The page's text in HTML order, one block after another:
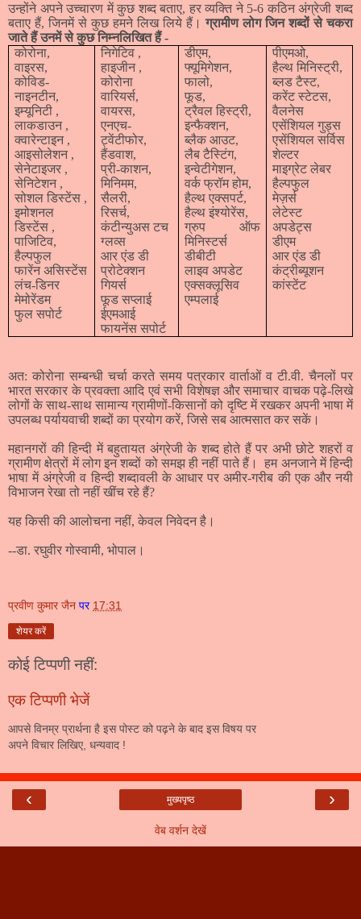
उन्होंने अपने उच्चारण में कुछ शब्द बताए, हर व्यक्ति ने 5-6 कठिन अंग्रेजी शब्द
बताए हैं, जिनमें से कुछ हमने लिख लिये हैं।ग्रामीण लोग जिन शब्दों से चकरा
जाते हैं उनमें से कुछ निम्नलिखित हैं -
कोरोना,
वाइरस,
कोविड-
नाइनटीन,
इम्यूनिटी ,
लाकडाउन ,
क्वारेन्टाइन ,
आइसोलेशन ,
सेनेटाइजर ,
सेनिटेशन ,
सोशल डिस्टेंस ,
इमोशनल
डिस्टेंस ,
पाजिटिव,
हैल्पफुल
फारेंन असिस्टेंस
लंच-डिनर
मेमोरेंडम
फुल सपोर्ट
निगेटिव ,
हाइजीन ,
कोरोना
वारियर्स,
वायरस,
एनएच-
ट्वेंटीफोर,
हैंडवाश,
प्री-काशन,
मिनिमम,
सैलरी,
रिसर्च,
कंटीन्युअस टच
ग्लव्स
आर एंड डी
प्रोटेक्शन
गियर्स
फूड सप्लाई
ईएमआई
फायनेंस सपोर्ट
डीएम,
फ्यूमिगेशन,
फालो,
फूड,
ट्रैवल हिस्ट्री,
इन्फैक्शन,
ब्लैक आउट,
लैब टैस्टिंग,
इन्वेटीगेशन,
वर्क फ्रॉम होम,
हैल्थ एक्सपर्ट,
हैल्थ इंश्योरेंस,
ग्रुप ऑफ
मिनिस्टर्स
डीबीटी
लाइव अपडेट
एक्सक्लूसिव
एम्पलाई
पीएमओ,
हैल्थ मिनिस्ट्री,
ब्लड टैस्ट,
करेंट स्टेटस,
वैलनेस
एसेंशियल गुड्स
एसेंशियल सर्विस
शेल्टर
माइग्रेट लेबर
हैल्पफुल
मेज़र्स
लेटेस्ट
अपडेट्स
डीएम
आर एंड डी
कंट्रीब्यूशन
कांस्टेंट
अत: कोरोना सम्बन्धी चर्चा करते समय पत्रकार वार्ताओं व टी.वी. चैनलों पर
भारत सरकार के प्रवक्ता आदि एवं सभी विशेषज्ञ और समाचार वाचक पढ़े-लिखे
लोगों के साथ-साथ सामान्य ग्रामीणों-किसानों को दृष्टि में रखकर अपनी भाषा में
उपलब्ध पर्यायवाची शब्दों का प्रयोग करें, जिसे सब आत्मसात कर सकें।
महानगरों की हिन्दी में बहुतायत अंग्रेजी के शब्द होते हैं पर अभी छोटे शहरों व
ग्रामीण क्षेत्रों में लोग इन शब्दों को समझ ही नहीं पाते हैं।
हम अनजाने में हिन्दी
भाषा में अंग्रेजी व हिन्दी शब्दावली के आधार पर अमीर-गरीब की एक और नयी
विभाजन रेखा तो नहीं खींच रहे हैं?
यह किसी की आलोचना नहीं, केवल निवेदन है।
--डा. रघुवीर गोस्वामी, भोपाल।
प्रवीण कुमार जैन पर 17:31
शेयर करें
कोई टिप्पणी नहीं:
एक टिप्पणी भेजें
आपसे विनम्र प्रार्थना है इस पोस्ट को पढ़ने के बाद इस विषय पर
अपने विचार लिखिए, धन्यवाद !
‹ ›
मुख्यपृष्ठ
वेब वर्शन देखें